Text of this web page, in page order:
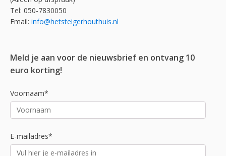
Tel: 050-7830050
Email: info@hetsteigerhouthuis.nl
Meld je aan voor de nieuwsbrief en ontvang 10
euro korting!
Voornaam*
E-mailadres*